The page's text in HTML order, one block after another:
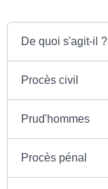
De quoi s'agit-il ?
Procès civil
Prud'hommes
Procès pénal